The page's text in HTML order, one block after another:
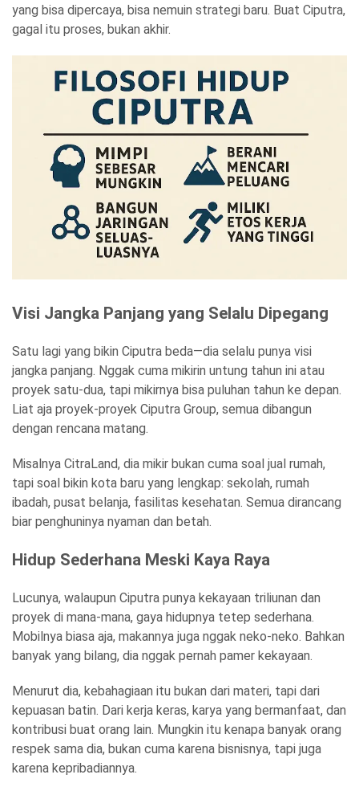
yang bisa dipercaya, bisa nemuin strategi baru. Buat Ciputra,
gagal itu proses, bukan akhir.
Visi Jangka Panjang yang Selalu Dipegang
Satu lagi yang bikin Ciputra beda—dia selalu punya visi
jangka panjang. Nggak cuma mikirin untung tahun ini atau
proyek satu-dua, tapi mikirnya bisa puluhan tahun ke depan.
Liat aja proyek-proyek Ciputra Group, semua dibangun
dengan rencana matang.
Misalnya CitraLand, dia mikir bukan cuma soal jual rumah,
tapi soal bikin kota baru yang lengkap: sekolah, rumah
ibadah, pusat belanja, fasilitas kesehatan. Semua dirancang
biar penghuninya nyaman dan betah.
Hidup Sederhana Meski Kaya Raya
Lucunya, walaupun Ciputra punya kekayaan triliunan dan
proyek di mana-mana, gaya hidupnya tetep sederhana.
Mobilnya biasa aja, makannya juga nggak neko-neko. Bahkan
banyak yang bilang, dia nggak pernah pamer kekayaan.
Menurut dia, kebahagiaan itu bukan dari materi, tapi dari
kepuasan batin. Dari kerja keras, karya yang bermanfaat, dan
kontribusi buat orang lain. Mungkin itu kenapa banyak orang
respek sama dia, bukan cuma karena bisnisnya, tapi juga
karena kepribadiannya.